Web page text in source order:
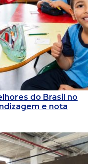
do Brasil no
e nota